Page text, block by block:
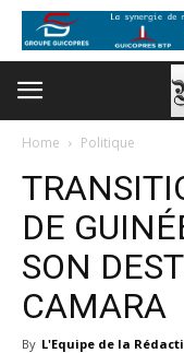
Home Politique
DE
SON
CAMARA
By L'Equipe de la